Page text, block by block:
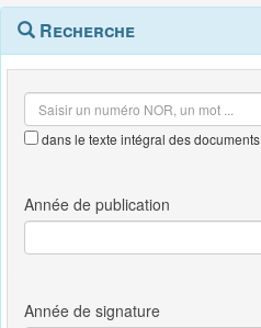
Navigation
outils
Menu
contextuel
Recherche
dans le texte intégral des documents